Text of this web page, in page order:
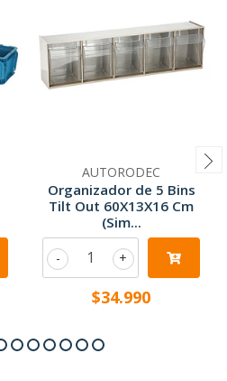
AUTORODEC
Organizador de 5 Bins
Tilt Out 60X13X16 Cm
(Sim...
+
-
$34.990